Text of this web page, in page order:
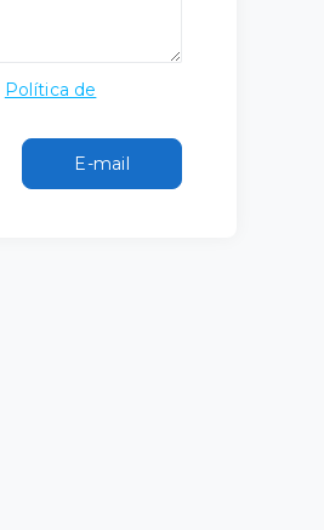
Política de
E-mail